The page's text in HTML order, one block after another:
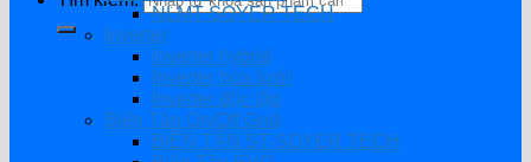
NLMT SOYER TECH
Inverter
Inverter hybrid
Inverter hòa lưới
Inverter độc lập
Biến Tần On/Off Grid
BIẾN TẦN ST-SOYER TECH